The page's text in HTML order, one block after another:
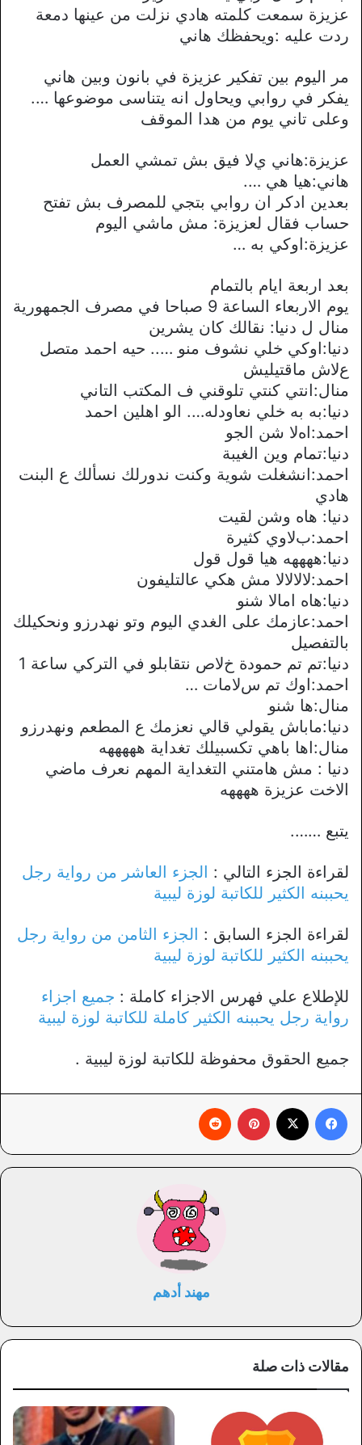
عزيزة سمعت كلمته هادي نزلت من عينها دمعة
ردت عليه :ويحفظك هاني
مر اليوم بين تفكير عزيزة في بانون وبين هاني
يفكر في روابي ويحاول انه يتناسى موضوعها ….
وعلى تاني يوم من هدا الموقف
عزيزة:هاني يﻻ فيق بش تمشي العمل
هاني:هيا هي ….
بعدين ادكر ان روابي بتجي للمصرف بش تفتح
حساب فقال لعزيزة: مش ماشي اليوم
عزيزة:اوكي به …
بعد اربعة ايام بالتمام
يوم اﻻربعاء الساعة 9 صباحا في مصرف الجمهورية
منال ل دنيا: نقالك كان يشرين
دنيا:اوكي خلي نشوف منو ….. حيه احمد متصل
عﻻش ماقتيليش
منال:انتي كنتي تلوقني ف المكتب التاني
دنيا:به به خلي نعاودله…. الو اهلين احمد
احمد:اهﻻ شن الجو
دنيا:تمام وين الغيبة
احمد:انشغلت شوية وكنت ندورلك نسألك ع البنت
هادي
دنيا: هاه وشن لقيت
احمد:بﻻوي كثيرة
دنيا:ههههه هيا قول قول
احمد:ﻻﻻﻻﻻ مش هكي عالتليفون
دنيا:هاه اماﻻ شنو
احمد:عازمك على الغدي اليوم وتو نهدرزو ونحكيلك
بالتفصيل
دنيا:تم تم حمودة خﻻص نتقابلو في التركي ساعة 1
احمد:اوك تم سﻻمات …
منال:ها شنو
دنيا:ماباش يقولي قالي نعزمك ع المطعم ونهدرزو
منال:اها باهي تكسبيلك تغداية هههههه
دنيا : مش هامتني التغداية المهم نعرف ماضي
الاخت عزيزة ههههه
يتبع …….
لقراءة الجزء التالي : الجزء العاشر من رواية رجل
يحببنه الكثير للكاتبة لوزة ليبية
لقراءة الجزء السابق : الجزء الثامن من رواية رجل
يحببنه الكثير للكاتبة لوزة ليبية
للإطلاع علي فهرس الاجزاء كاملة : جميع اجزاء
رواية رجل يحببنه الكثير كاملة للكاتبة لوزة ليبية
جميع الحقوق محفوظة للكاتبة لوزة ليبية .
مهند أدهم
مقالات ذات صلة